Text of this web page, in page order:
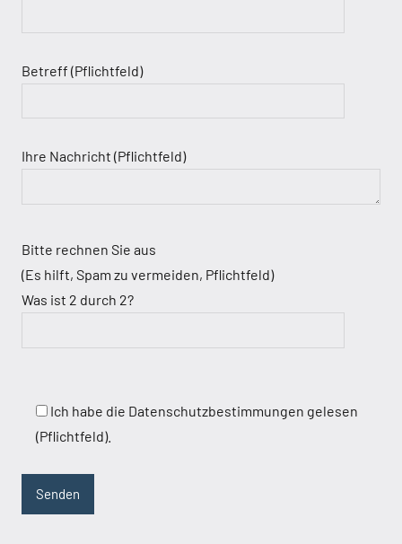
Betreff (Pflichtfeld)
Ihre Nachricht (Pflichtfeld)
Bitte rechnen Sie aus
(Es hilft, Spam zu vermeiden, Pflichtfeld)
Was ist 2 durch 2?
Ich habe die Datenschutzbestimmungen gelesen
(Pflichtfeld).